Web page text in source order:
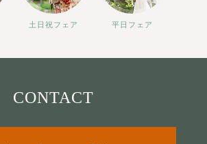
土日祝フェア 平日フェア
CONTACT